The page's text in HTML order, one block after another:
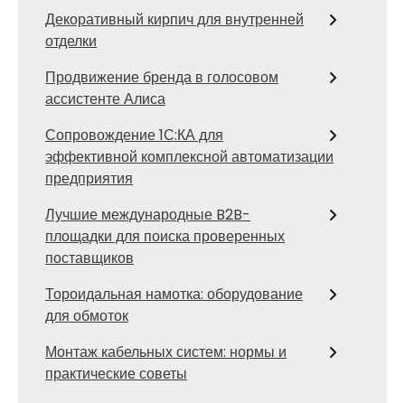
Декоративный кирпич для внутренней
отделки
Продвижение бренда в голосовом
ассистенте Алиса
Сопровождение 1С:КА для
эффективной комплексной автоматизации
предприятия
Лучшие международные B2B-
площадки для поиска проверенных
поставщиков
Тороидальная намотка: оборудование
для обмоток
Монтаж кабельных систем: нормы и
практические советы